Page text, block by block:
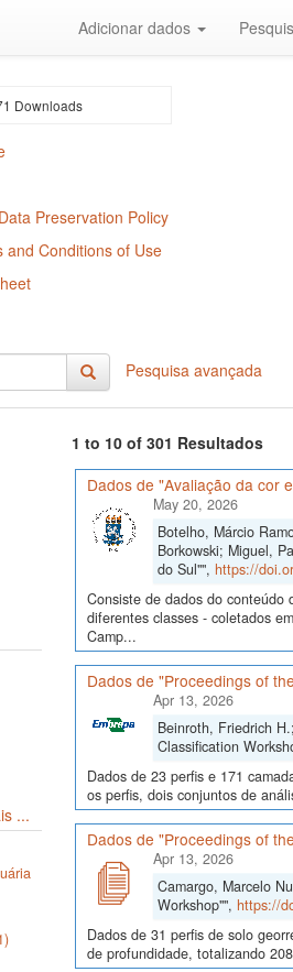
Adicionar dados
Downloads
Preservation Policy
and Conditions of Use
Pesquisa avançada
...
1 to 10 of 301 Resultados
Dados de "Avaliação da cor
May 20, 2026
Botelho, Márcio
Borkowski; Miguel,
do Sul"", https://
Consiste de dados do conteúdo
diferentes classes - coletados
Camp...
Dados de "Proceedings of
Apr 13, 2026
Beinroth, Friedrich
Classification
Dados de 23 perfis e 171
os perfis, dois conjuntos de
Dados de "Proceedings of
Apr 13, 2026
Camargo, Marcelo
Workshop"", https://
Dados de 31 perfis de solo
de profundidade, totalizando